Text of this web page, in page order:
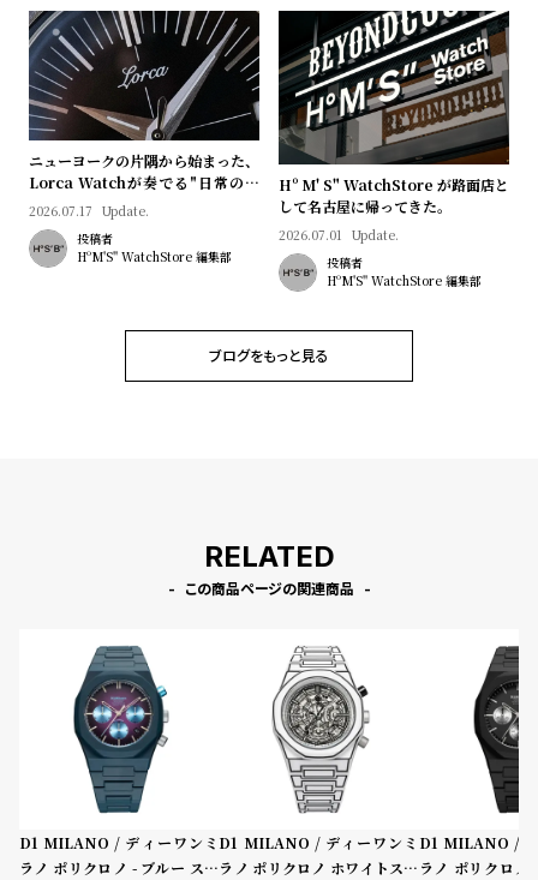
る
質
問
合
わ
せ
ニューヨークの片隅から始まった、
Lorca Watchが奏でる"日常のロ
マン"｜Brand Picks #08
2026.07.17 Update.
投稿者
HºM'S" WatchStore 編集部
Hº M' S" WatchStore が路面店と
して名古屋に帰ってきた。
2026.07.01 Update.
投稿者
HºM'S" WatchStore 編集部
ブログをもっと見る
RELATED
この商品ページの関連商品
D1 MILANO / ディーワンミ
ラノ ポリクロノ - ブルー スペ
D1 MILANO / ディーワンミ
ラノ ポリクロノ ホワイトスケ
D1 MILANO /
ラノ ポリクロノ